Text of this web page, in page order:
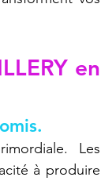
en
Les
à produire